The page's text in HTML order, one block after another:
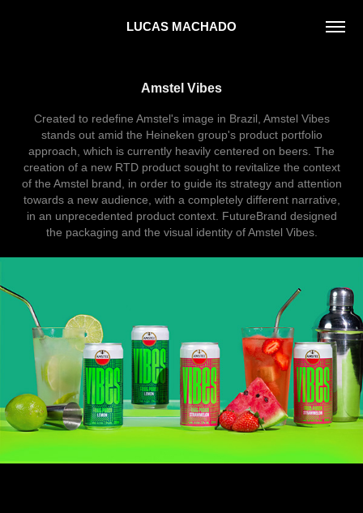
LUCAS MACHADO
Amstel Vibes
Created to redefine Amstel's image in Brazil, Amstel Vibes
stands out amid the Heineken group's product portfolio
approach, which is currently heavily centered on beers. The
creation of a new RTD product sought to revitalize the context
of the Amstel brand, in order to guide its strategy and attention
towards a new audience, with a completely different narrative,
in an unprecedented product context. FutureBrand designed
the packaging and the visual identity of Amstel Vibes.